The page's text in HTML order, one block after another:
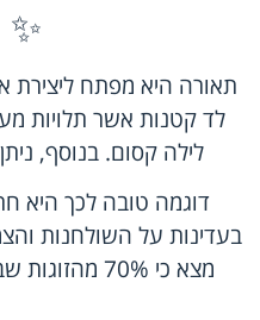
תאורה היא מפתח ליצירת
לד קטנות אשר תלויות
לילה קסום. בנוסף,
דוגמה טובה לכך היא
בעדינות על השולחנות
מצא כי